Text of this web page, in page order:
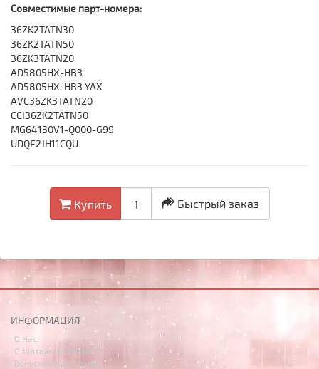
Совместимые парт-номера:
36ZK2TATN30
36ZK2TATN50
36ZK3TATN20
AD5805HX-HB3
AD5805HX-HB3 YAX
AVC36ZK3TATN20
CCI36ZK2TATN50
MG64130V1-Q000-G99
UDQF2JH11CQU
Купить Быстрый заказ
ИНФОРМАЦИЯ
О Нас
Оплата и доставка
Бонусная программа